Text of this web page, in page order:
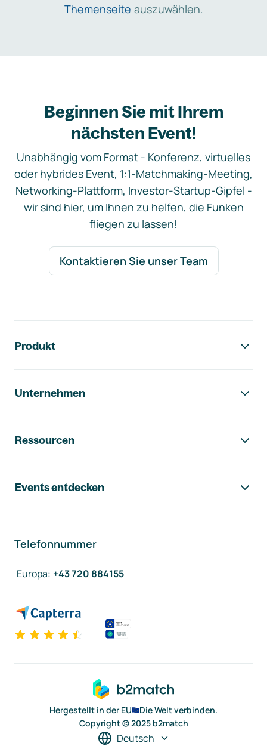
Themenseite auszuwählen.
Beginnen Sie mit Ihrem
nächsten Event!
Unabhängig vom Format - Konferenz, virtuelles
oder hybrides Event, 1:1-Matchmaking-Meeting,
Networking-Plattform, Investor-Startup-Gipfel -
wir sind hier, um Ihnen zu helfen, die Funken
fliegen zu lassen!
Kontaktieren Sie unser Team
Produkt
Unternehmen
Ressourcen
Events entdecken
Telefonnummer
Europa: +43 720 884155
Hergestellt in der EU
Die Welt verbinden.
Copyright © 2025 b2match
Deutsch